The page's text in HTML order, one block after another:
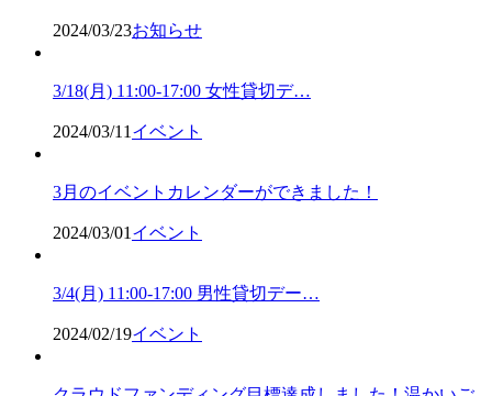
2024/03/23お知らせ
3/18(月) 11:00-17:00 女性貸切デ…
2024/03/11 イベント
3月のイベントカレンダーができました！
2024/03/01 イベント
3/4(月) 11:00-17:00 男性貸切デー…
2024/02/19イベント